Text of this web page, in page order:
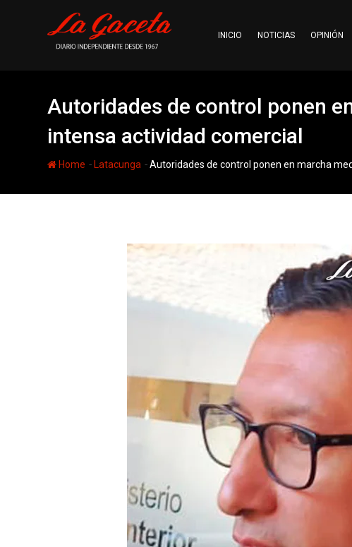
INICIO NOTICIAS OPINIÓN
Autoridades de control ponen
intensa actividad comercial
Home - Latacunga -Autoridades de control ponen en marcha